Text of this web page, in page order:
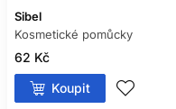
Sibel
Kosmetické pomůcky
62 Kč
Koupit